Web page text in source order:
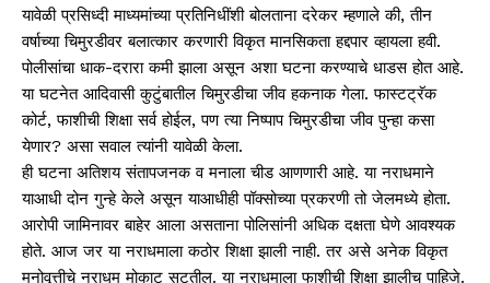
यावेळी प्रसिध्दी माध्यमांच्या प्रतिनिधींशी बोलताना दरेकर म्हणाले की, तीन
वर्षाच्या चिमुरडीवर बलात्कार करणारी विकृत मानसिकता हद्दपार व्हायला हवी.
पोलीसांचा धाक-दरारा कमी झाला असून अशा घटना करण्याचे धाडस होत आहे.
या घटनेत आदिवासी कुटुंबातील चिमुरडीचा जीव हकनाक गेला. फास्टट्रॅक
कोर्ट, फाशीची शिक्षा सर्व होईल, पण त्या निष्पाप चिमुरडीचा जीव पुन्हा कसा
येणार? असा सवाल त्यांनी यावेळी केला.
ही घटना अतिशय संतापजनक व मनाला चीड आणणारी आहे. या नराधमाने
याआधी दोन गुन्हे केले असून याआधीही पॉक्सोच्या प्रकरणी तो जेलमध्ये होता.
आरोपी जामिनावर बाहेर आला असताना पोलिसांनी अधिक दक्षता घेणे आवश्यक
होते. आज जर या नराधमाला कठोर शिक्षा झाली नाही. तर असे अनेक विकृत
मनोवृत्तीचे नराधम मोकाट सुटतील. या नराधमाला फाशीची शिक्षा झालीच पाहिजे.